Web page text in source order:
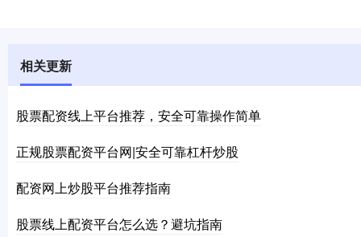
相关更新
股票配资线上平台推荐，安全可靠操作简单
正规股票配资平台网|安全可靠杠杆炒股
配资网上炒股平台推荐指南
股票线上配资平台怎么选？避坑指南